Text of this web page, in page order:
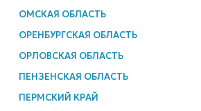
ОМСКАЯ ОБЛАСТЬ
ОРЕНБУРГСКАЯ ОБЛАСТЬ
ОРЛОВСКАЯ ОБЛАСТЬ
ПЕНЗЕНСКАЯ ОБЛАСТЬ
ПЕРМСКИЙ КРАЙ